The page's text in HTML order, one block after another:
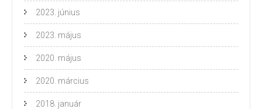
2023. június
2023. május
2020. május
2020. március
2018. január